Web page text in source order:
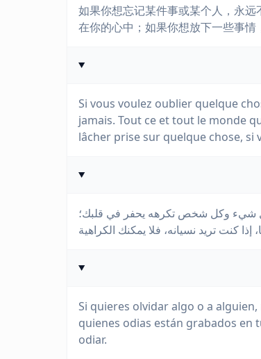
如果你想忘记某件事或某个人，永
在你的心中；如果你想放下一些事情
Si vous voulez oublier quelque
jamais. Tout ce et tout le monde
lâcher prise sur quelque chose, si
كل شيء وكل شخص تكرهه يحفر في قلبك؛
Si quieres olvidar algo o a
quienes odias están grabados en
odiar.